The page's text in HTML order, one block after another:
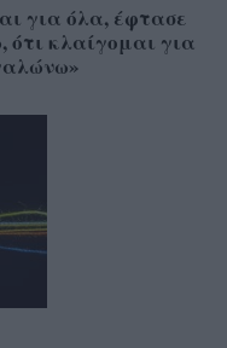
για όλα, έφτασε
κλαίγομαι για